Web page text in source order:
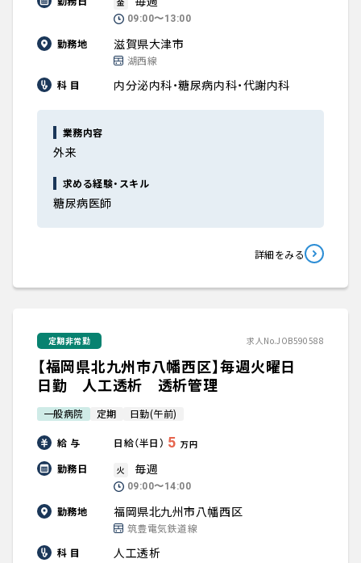
09:00〜13:00
勤務地 滋賀県大津市
湖西線
科 目
内分泌内科・糖尿病内科・代謝内科
業務内容
外来
求める経験・スキル
糖尿病医師
詳細をみる
定期非常勤 求人No.JOB590588
【福岡県北九州市八幡西区】毎週火曜日
日勤 人工透析 透析管理
一般病院 定期 日勤(午前)
給 与 日給（半日） 5 万円
勤務日 火 毎週
09:00〜14:00
勤務地 福岡県北九州市八幡西区
筑豊電気鉄道線
科 目
人工透析